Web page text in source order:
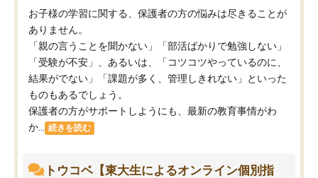
お子様の学習に関する、保護者の方の悩みは尽きることが
ありません。
「親の言うことを聞かない」「部活ばかりで勉強しない」
「受験が不安」、あるいは、「コツコツやっているのに、
結果がでない」「課題が多く、管理しきれない」といった
ものもあるでしょう。
保護者の方がサポートしようにも、最新の教育事情がわ
か...
続きを読む
トウコベ【東大生によるオンライン個別指